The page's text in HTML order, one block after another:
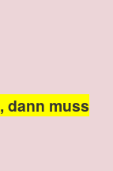
dann muss